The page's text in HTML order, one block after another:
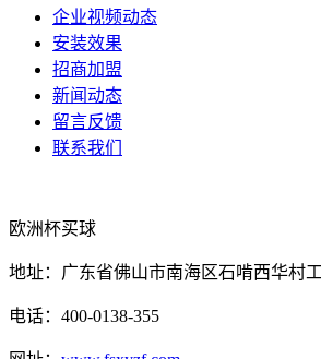
企业视频动态
安装效果
招商加盟
新闻动态
留言反馈
联系我们
欧洲杯买球
地址：广东省佛山市南海区石啃西华村
电话：400-0138-355